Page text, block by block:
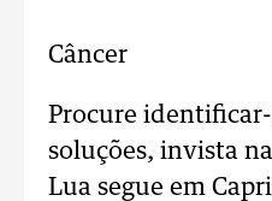
Câncer
Procure identificar-
soluções, invista
Lua segue em